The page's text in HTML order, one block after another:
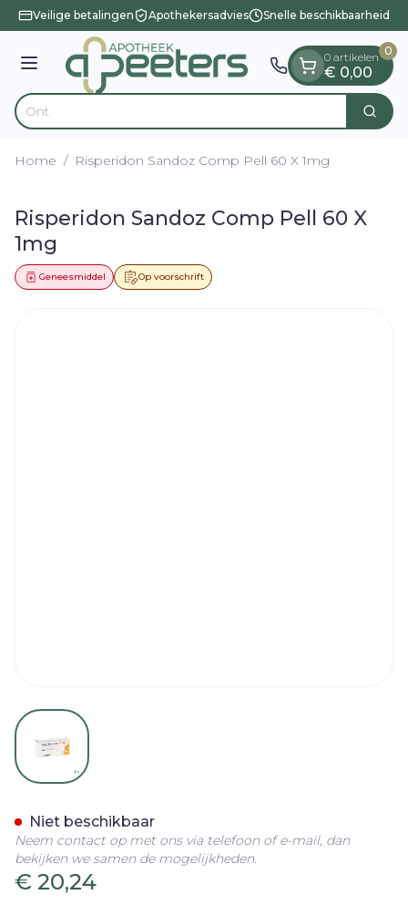
Ga naar de inhoud
1 van 1
Veilige betalingen Apothekersadvies Snelle beschikbaarheid
Menu
Product, merk, categorie... Zoek
0 artikelen
€ 0,00
0
Home / Risperidon Sandoz Comp Pell 60 X 1mg
Risperidon Sandoz Comp Pell 60 X
1mg
Op voorschrift
Geneesmiddel
View larger image
€ 20,24
Niet beschikbaar
Neem contact op met ons via telefoon of e-mail, dan
bekijken we samen de mogelijkheden.